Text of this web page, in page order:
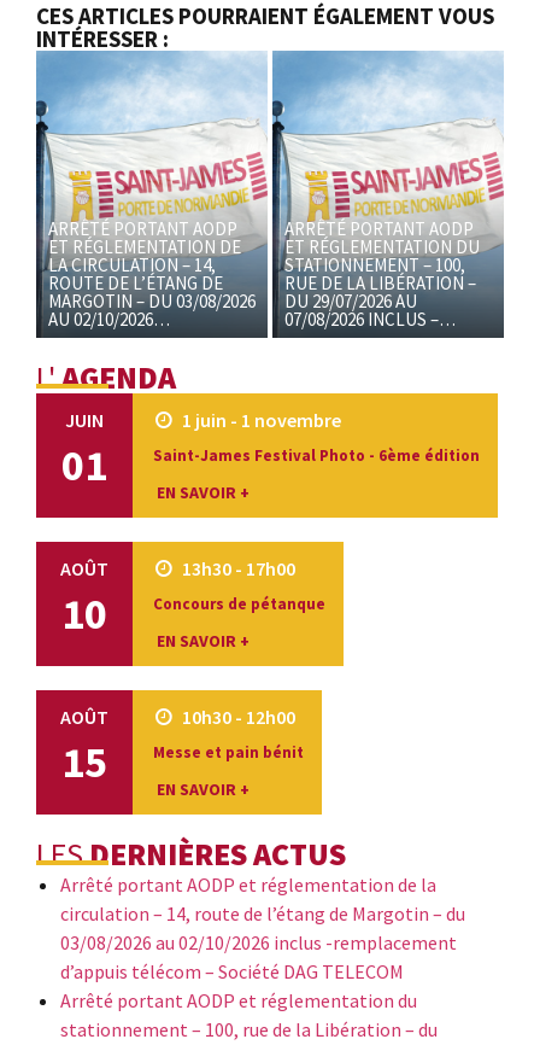
CES ARTICLES POURRAIENT ÉGALEMENT VOUS
INTÉRESSER :
ARRÊTÉ PORTANT AODP
ET RÉGLEMENTATION DE
LA CIRCULATION – 14,
ROUTE DE L’ÉTANG DE
MARGOTIN – DU 03/08/2026
AU 02/10/2026…
ARRÊTÉ PORTANT AODP
ET RÉGLEMENTATION DU
STATIONNEMENT – 100,
RUE DE LA LIBÉRATION –
DU 29/07/2026 AU
07/08/2026 INCLUS –…
L'AGENDA
JUIN
01
1 juin - 1 novembre
Saint-James Festival Photo - 6ème édition
EN SAVOIR +
AOÛT
10
13h30 - 17h00
Concours de pétanque
EN SAVOIR +
AOÛT
15
10h30 - 12h00
Messe et pain bénit
EN SAVOIR +
LESDERNIÈRES ACTUS
Arrêté portant AODP et réglementation de la
circulation – 14, route de l’étang de Margotin – du
03/08/2026 au 02/10/2026 inclus -remplacement
d’appuis télécom – Société DAG TELECOM
Arrêté portant AODP et réglementation du
stationnement – 100, rue de la Libération – du